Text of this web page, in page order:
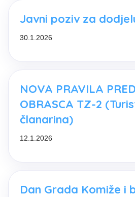
Javni poziv za
30.1.2026
NOVA PRAVILA
OBRASCA TZ-2
članarina)
12.1.2026
Dan Grada Komiže i